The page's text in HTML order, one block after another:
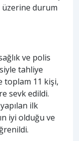
durum
ve polis
tahliye
toplam 11 kişi,
sevk edildi.
ilk
iyi olduğu ve